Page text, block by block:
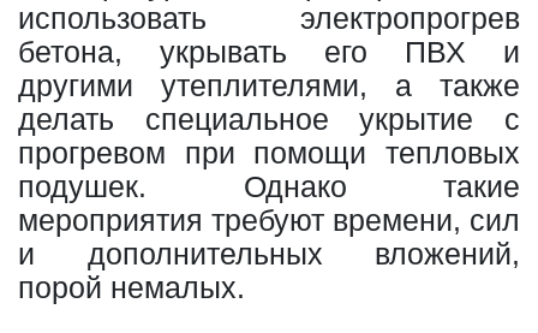
использовать электропрогрев
бетона, укрывать его ПВХ и
другими утеплителями, а также
делать специальное укрытие с
прогревом при помощи тепловых
подушек. Однако такие
мероприятия требуют времени, сил
и дополнительных вложений,
порой немалых.